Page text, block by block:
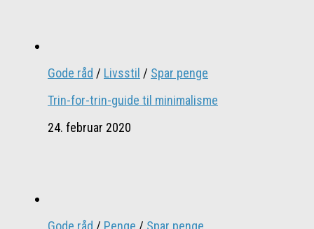
Gode råd / Livsstil / Spar penge
Trin-for-trin-guide til minimalisme
24. februar 2020